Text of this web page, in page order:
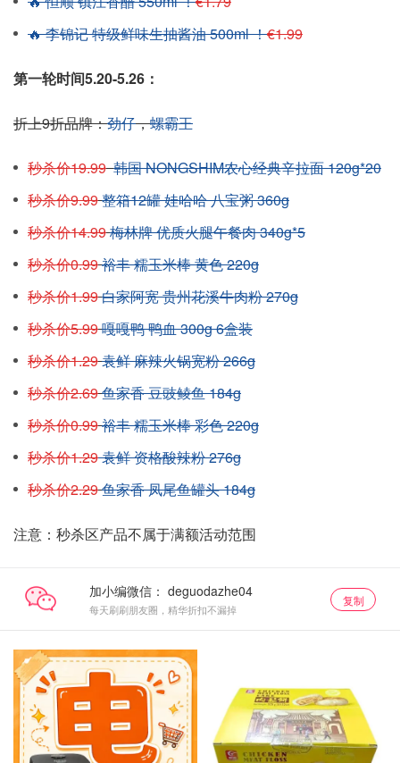
🔥 李锦记 特级鲜味生抽酱油 500ml ！€1.99
第一轮时间5.20-5.26：
折上9折品牌：劲仔，螺霸王
秒杀价19.99 韩国 NONGSHIM农心经典辛拉面 120g*20
秒杀价9.99整箱12罐 娃哈哈 八宝粥 360g
秒杀价14.99梅林牌 优质火腿午餐肉 340g*5
秒杀价0.99裕丰 糯玉米棒 黄色 220g
秒杀价1.99白家阿宽 贵州花溪牛肉粉 270g
秒杀价5.99嘎嘎鸭 鸭血 300g 6盒装
秒杀价1.29袁鲜 麻辣火锅宽粉 266g
秒杀价2.69鱼家香 豆豉鲮鱼 184g
秒杀价0.99裕丰 糯玉米棒 彩色 220g
秒杀价1.29袁鲜 资格酸辣粉 276g
秒杀价2.29鱼家香 凤尾鱼罐头 184g
注意：秒杀区产品不属于满额活动范围
加小编微信：
每天刷刷朋友圈，精华折扣不漏掉
复制
电饭锅